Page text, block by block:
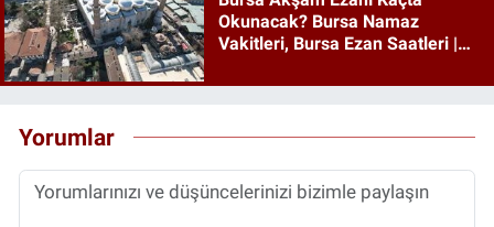
Okunacak? Bursa Namaz
Vakitleri, Bursa Ezan Saatleri |
Yorumlar